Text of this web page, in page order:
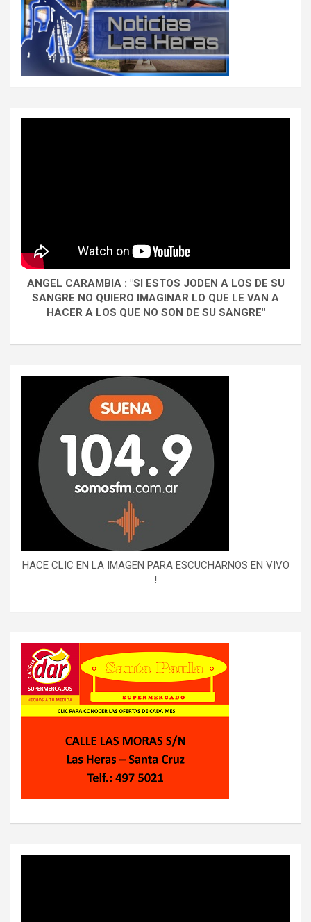
ANGEL CARAMBIA : "SI ESTOS JODEN A LOS DE SU
SANGRE NO QUIERO IMAGINAR LO QUE LE VAN A
HACER A LOS QUE NO SON DE SU SANGRE"
HACE CLIC EN LA IMAGEN PARA ESCUCHARNOS EN VIVO
!